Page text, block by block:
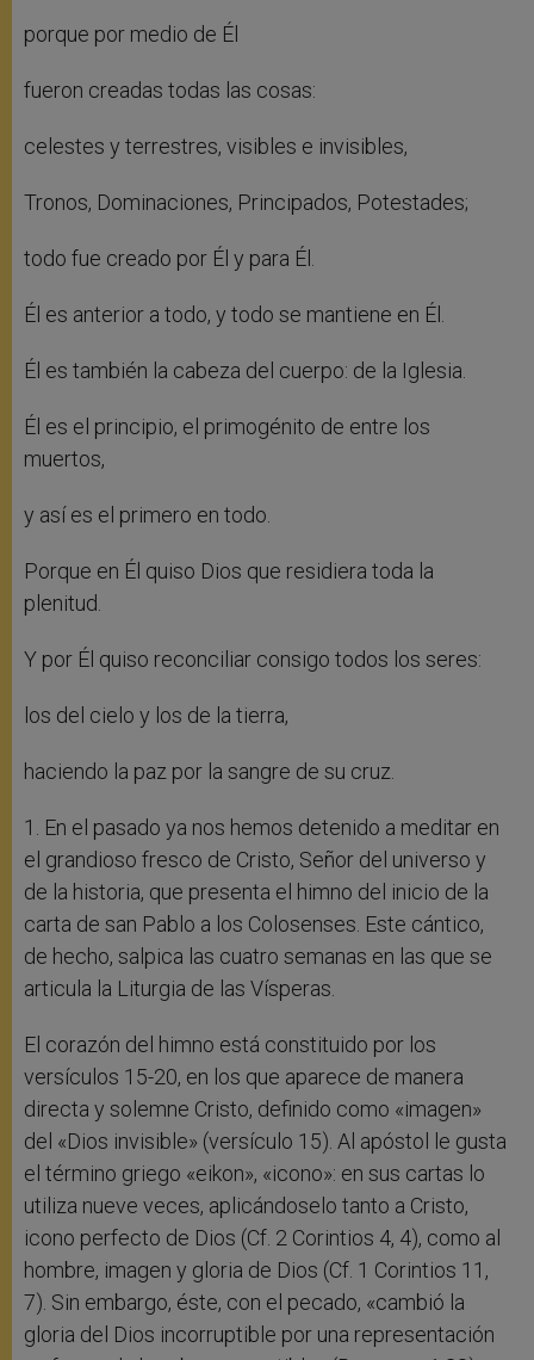
porque por medio de Él
fueron creadas todas las cosas:
celestes y terrestres, visibles e invisibles,
Tronos, Dominaciones, Principados, Potestades;
todo fue creado por Él y para Él.
Él es anterior a todo, y todo se mantiene en Él.
Él es también la cabeza del cuerpo: de la Iglesia.
Él es el principio, el primogénito de entre los
muertos,
y así es el primero en todo.
Porque en Él quiso Dios que residiera toda la
plenitud.
Y por Él quiso reconciliar consigo todos los seres:
los del cielo y los de la tierra,
haciendo la paz por la sangre de su cruz.
1. En el pasado ya nos hemos detenido a meditar en
el grandioso fresco de Cristo, Señor del universo y
de la historia, que presenta el himno del inicio de la
carta de san Pablo a los Colosenses. Este cántico,
de hecho, salpica las cuatro semanas en las que se
articula la Liturgia de las Vísperas.
El corazón del himno está constituido por los
versículos 15-20, en los que aparece de manera
directa y solemne Cristo, definido como «imagen»
del «Dios invisible» (versículo 15). Al apóstol le gusta
el término griego «eikon», «icono»: en sus cartas lo
utiliza nueve veces, aplicándoselo tanto a Cristo,
icono perfecto de Dios (Cf. 2 Corintios 4, 4), como al
hombre, imagen y gloria de Dios (Cf. 1 Corintios 11,
7). Sin embargo, éste, con el pecado, «cambió la
gloria del Dios incorruptible por una representación